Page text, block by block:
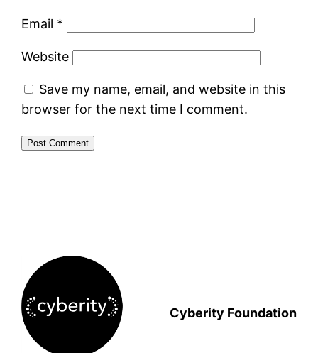
Email *
Website
Save my name, email, and website in this
browser for the next time I comment.
Cyberity Foundation